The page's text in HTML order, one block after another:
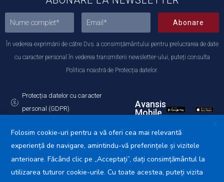
Abonare
În vederea exprimării de către Dvs. a consimțământului pentru prelucrarea de date
cu caracter personal în vederea transmiterii newsletter-ului, puteți consulta
Politica noastră de Protecția datelor.
Protecția datelor cu caracter
personal (GDPR)
Avansis
Mobile
Primăria Municipiului Călărași © 2025. Toate drepturile
X
Folosim cookie-uri pentru a vă oferi cea mai relevantă
experiență de navigare, amintindu-vă preferințele și vizitele
anterioare. Făcând clic pe „Acceptați”, dați consimțământul la
utilizarea tuturor cookie-urile. Cu toate acestea, puteți vizita